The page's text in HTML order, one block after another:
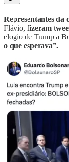
Representantes da
Flávio, fizeram
elogio de Trump a
o que esperava”.